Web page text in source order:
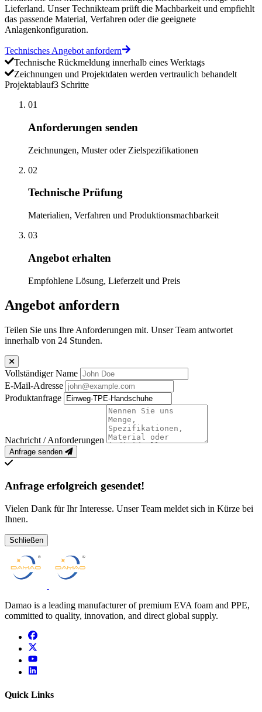
Lieferland. Unser Technikteam prüft die Machbarkeit und empfiehlt
das passende Material, Verfahren oder die geeignete
Anlagenkonfiguration.
Technisches Angebot anfordern
Technische Rückmeldung innerhalb eines Werktags
Zeichnungen und Projektdaten werden vertraulich behandelt
Projektablauf3 Schritte
01
Anforderungen senden
Zeichnungen, Muster oder Zielspezifikationen
02
Technische Prüfung
Materialien, Verfahren und Produktionsmachbarkeit
03
Angebot erhalten
Empfohlene Lösung, Lieferzeit und Preis
Angebot anfordern
Teilen Sie uns Ihre Anforderungen mit. Unser Team antwortet
innerhalb von 24 Stunden.
Vollständiger Name
E-Mail-Adresse
Produktanfrage
Nachricht / Anforderungen
Anfrage senden
Anfrage erfolgreich gesendet!
Vielen Dank für Ihr Interesse. Unser Team meldet sich in Kürze bei
Ihnen.
Schließen
Damao is a leading manufacturer of premium EVA foam and PPE,
committed to quality, innovation, and direct global supply.
facebook
x
youtube
linkedin
Quick Links